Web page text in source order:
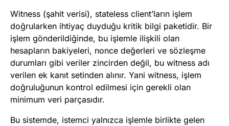
Witness (şahit verisi), stateless client’ların işlem
doğrularken ihtiyaç duyduğu kritik bilgi paketidir. Bir
işlem gönderildiğinde, bu işlemle ilişkili olan
hesapların bakiyeleri, nonce değerleri ve sözleşme
durumları gibi veriler zincirden değil, bu witness adı
verilen ek kanıt setinden alınır. Yani witness, işlem
doğruluğunun kontrol edilmesi için gerekli olan
minimum veri parçasıdır.
Bu sistemde, istemci yalnızca işlemle birlikte gelen